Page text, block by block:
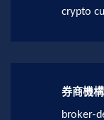
crypto
券商機構
broker-